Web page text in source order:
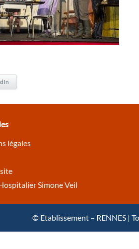
légales
Simone Veil
© Etablissement – RENNES |